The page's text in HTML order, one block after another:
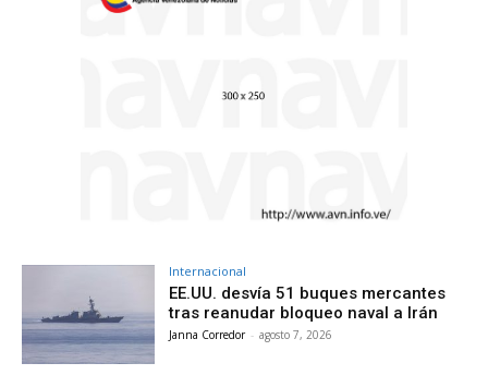
Internacional
EE.UU. desvía 51 buques mercantes
tras reanudar bloqueo naval a Irán
Janna Corredor - agosto 7, 2026